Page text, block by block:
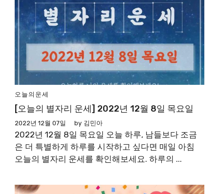
오늘의운세
[오늘의 별자리 운세] 2022년 12월 8일 목요일
2022년 12월 07일 by 김민아
2022년 12월 8일 목요일 오늘 하루, 남들보다 조금
은 더 특별하게 하루를 시작하고 싶다면 매일 아침
오늘의 별자리 운세를 확인해보세요. 하루의 ...